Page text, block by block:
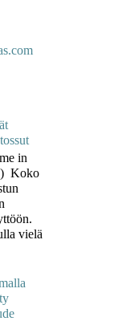
in
) Koko
vielä